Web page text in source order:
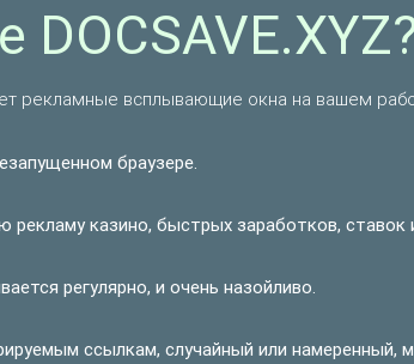
рекламные всплывающие окна на вашем
браузере.
рекламу казино, быстрых заработков, ставок
регулярно, и очень назойливо.
ссылкам, случайный или намеренный,